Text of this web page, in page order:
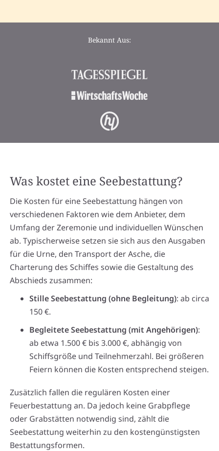
Bekannt Aus:
Was kostet eine Seebestattung?
Die Kosten für eine Seebestattung hängen von
verschiedenen Faktoren wie dem Anbieter, dem
Umfang der Zeremonie und individuellen Wünschen
ab. Typischerweise setzen sie sich aus den Ausgaben
für die Urne, den Transport der Asche, die
Charterung des Schiffes sowie die Gestaltung des
Abschieds zusammen:
Stille Seebestattung (ohne Begleitung): ab circa
150 €.
Begleitete Seebestattung (mit Angehörigen):
ab etwa 1.500 € bis 3.000 €, abhängig von
Schiffsgröße und Teilnehmerzahl. Bei größeren
Feiern können die Kosten entsprechend steigen.
Zusätzlich fallen die regulären Kosten einer
Feuerbestattung an. Da jedoch keine Grabpflege
oder Grabstätten notwendig sind, zählt die
Seebestattung weiterhin zu den kostengünstigsten
Bestattungsformen.